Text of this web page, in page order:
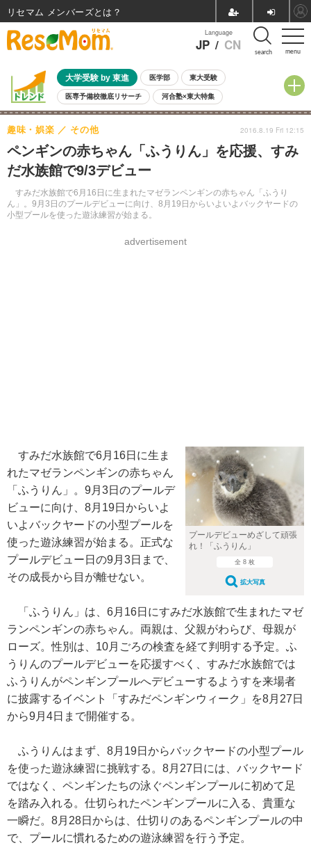
menu
Language
JP / CN search
大学受験 by 東進 医学部 東大受験
医専予備校徹底リサーチ 河合塾×東大特集
親子で考える大学選び 高校受験 中学受験 小学校受験
共通テスト 夏休み
8月開催イベント・WS 全国公立高校 過去問 人気記事
自由研究教材（小学生向け） 自由研究教材（中学生向け）
ペンギンの赤ちゃん「ふうりん」を応援、すみ
だ水族館で9/3デビュー
すみだ水族館で6月16日に生まれたマゼランペンギンの赤ちゃん「ふうり
ん」。9月3日のプールデビューに向け、8月19日からいよいよバックヤードの
小型プールを使った遊泳練習が始まる。
趣味・娯楽 その他
advertisement
2016.8.19 Fri 12:15
プールデビューめざして頑張
れ！「ふうりん」
全 8 枚
拡大写真
すみだ水族館で6月16日に生ま
れたマゼランペンギンの赤ちゃん
「ふうりん」。9月3日のプールデ
ビューに向け、8月19日からいよ
いよバックヤードの小型プールを
使った遊泳練習が始まる。正式な
プールデビュー日の9月3日まで、
その成長から目が離せない。
「ふうりん」は、6月16日にすみだ水族館で生まれたマゼ
ランペンギンの赤ちゃん。両親は、父親がわらび、母親が
ローズ。性別は、10月ごろの検査を経て判明する予定。ふ
うりんのプールデビューを応援すべく、すみだ水族館では
ふうりんがペンギンプールへデビューするようすを来場者
に披露するイベント「すみだペンギンウィーク」を8月27日
から9月4日まで開催する。
ふうりんはまず、8月19日からバックヤードの小型プール
を使った遊泳練習に挑戦する。8月27日には、バックヤード
ではなく、ペンギンたちの泳ぐペンギンプールに初めて足
を踏み入れる。仕切られたペンギンプールに入る、貴重な
一瞬だ。8月28日からは、仕切りのあるペンギンプールの中
で、プールに慣れるための遊泳練習を行う予定。
リセマム メンバーズ